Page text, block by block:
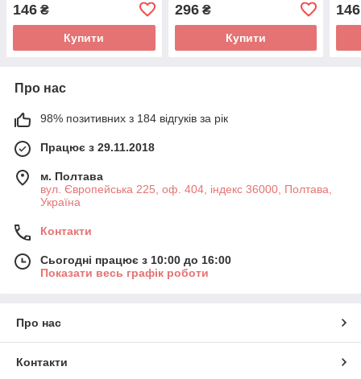
146 ₴
Купити
296₴
Купити
146
Про нас
98% позитивних з 184 відгуків за рік
Працює з 29.11.2018
м. Полтава
вул. Європейська 225, оф. 404, індекс 36000, Полтава,
Україна
Контакти
Сьогодні працює з 10:00 до 16:00
Показати весь графік роботи
Про нас
Контакти